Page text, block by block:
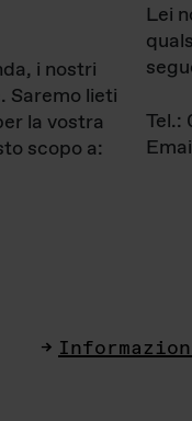
i nostri
Saremo lieti
la vostra
scopo a:
Lei
Tel.: